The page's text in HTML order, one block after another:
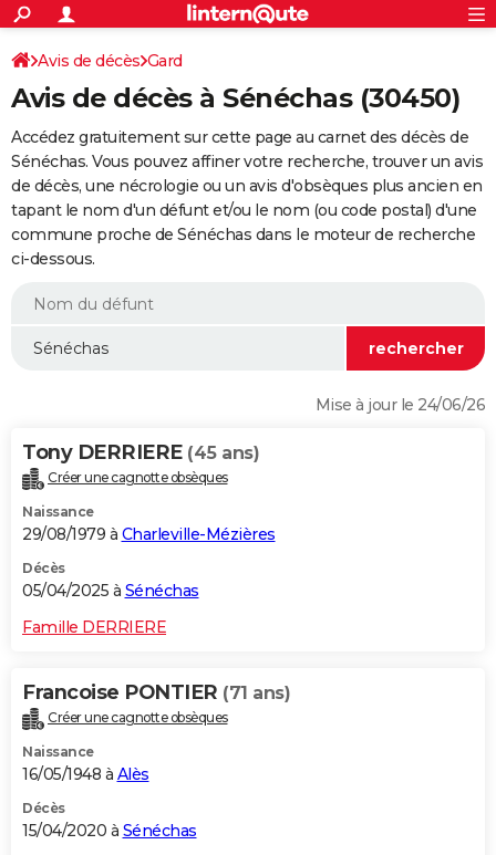
ACTUALITÉS
Politique
Société
Faits Divers
Education
Monde
Villes
+
SPORT
Coupe du monde 2026
Football
Tennis
Cyclisme
Rugby
Forum
Programme TV
TNT
Streaming
Cinéma
Sorties cinéma
Musique
+
FINANCE
Retraite
Epargne
Immobilier
Risques naturels par ville
Assurance
AUTO
Essais
Réserver un essai
Citadines
Berlines
SUV
Forum auto
+HIGH-TECH
BRICOLAGE
WEEK-END
Alimentation
Guide de la santé
Maladies
Médicaments
Sommeil
VOYAGE
Destinations
City break
Voyage nature
Voyage de noces
Forum
Climat
+PHOTO
GUIDES D'ACHAT
Carte de Noël
Carte Bonne année
Carte Saint-Valentin
Carte Pâques
Carte d'anniversaire
DICTIONNAIRE
Dictionnaire
Biographies
Citations
Expressions
Proverbes
PROGRAMME TV
S'inscrire
Se connecter
Lycées
Collèges
Primaires
Universités
Entreprises
Service militaire
Avis de recherche
AVIS DE DÉCÈS
Avis de décès Gard
Avis de décès à Sénéchas (30450)
Accédez gratuitement sur cette page au carnet des décès de
Sénéchas. Vous pouvez affiner votre recherche, trouver un avis
de décès, une nécrologie ou un avis d'obsèques plus ancien en
tapant le nom d'un défunt et/ou le nom (ou code postal) d'une
commune proche de Sénéchas dans le moteur de recherche
ci-dessous.
Mise à jour le 24/06/26
Tony DERRIERE (45 ans)
Créer une cagnotte obsèques
Naissance
29/08/1979 à Charleville-Mézières
Décès
05/04/2025 à Sénéchas
Famille DERRIERE
Francoise PONTIER (71 ans)
Créer une cagnotte obsèques
Naissance
16/05/1948 à Alès
Décès
15/04/2020 à Sénéchas